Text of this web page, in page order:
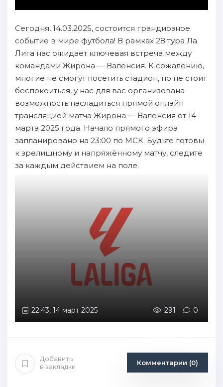
Сегодня, 14.03.2025, состоится грандиозное
событие в мире футбола! В рамках 28 тура Ла
Лига нас ожидает ключевая встреча между
командами Жирона — Валенсия. К сожалению,
многие не смогут посетить стадион, но не стоит
беспокоиться, у нас для вас организована
возможность насладиться прямой онлайн
трансляцией матча Жирона — Валенсия от 14
марта 2025 года. Начало прямого эфира
запланировано на 23:00 по МСК. Будьте готовы
к зрелищному и напряжённому матчу, следите
за каждым действием на поле.
22:43, 14 март 2025 291 0
Добавить
в закладки
Комментарии (0)